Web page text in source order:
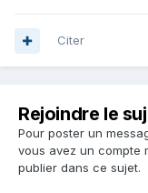
Citer
Rejoindre le
Pour poster un
vous avez un compte
publier dans ce sujet.